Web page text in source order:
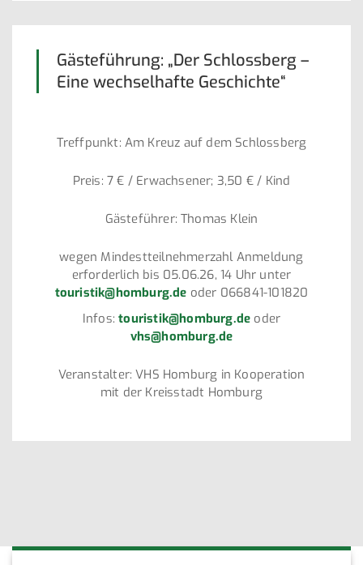
Gästeführung: „Der Schlossberg –
Eine wechselhafte Geschichte“
Treffpunkt: Am Kreuz auf dem Schlossberg
Preis: 7 € / Erwachsener; 3,50 € / Kind
Gästeführer: Thomas Klein
wegen Mindestteilnehmerzahl Anmeldung
erforderlich bis 05.06.26, 14 Uhr unter
touristik@homburg.de oder 066841-101820
Infos:touristik@homburg.de oder
vhs@homburg.de
Veranstalter: VHS Homburg in Kooperation
mit der Kreisstadt Homburg